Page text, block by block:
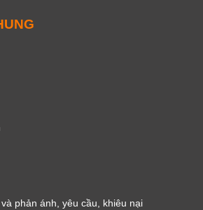
phản ánh, yêu cầu, khiêu nại